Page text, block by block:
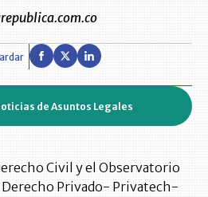
de Asuntos Legales
Civil y el Observatorio
Derecho Privado- Privatech-